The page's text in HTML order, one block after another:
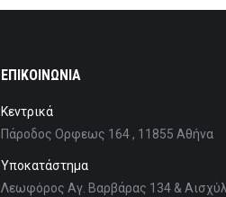
ΕΠΙΚΟΙΝΩΝΙΑ
Κεντρικά
Πάροδος Ορφεως 164 , 11855 Αθήνα
Υποκατάστημα
Λεωφόρος Αγ. Βαρβάρας 134 &